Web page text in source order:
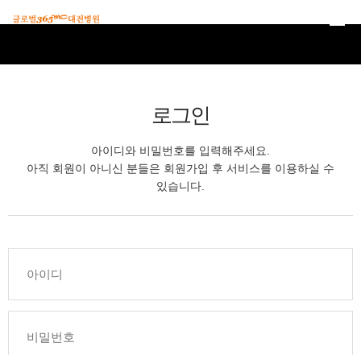
로그인
아이디와 비밀번호를 입력해주세요.
아직 회원이 아니신 분들은 회원가입 후 서비스를 이용하실 수
있습니다.